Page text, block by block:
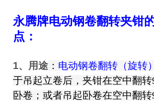
永腾牌电动钢卷翻转夹钳
点：
1、用途 ： 电动钢卷翻转（旋转
于吊起立卷后，夹钳在空中翻转
卧卷；或者吊起卧卷在空中翻转